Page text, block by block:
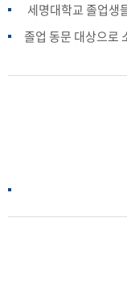
세명대학교 졸업생
졸업 동문 대상으로